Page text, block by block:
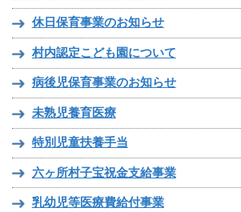
休日保育事業のお知らせ
村内認定こども園について
病後児保育事業のお知らせ
未熟児養育医療
特別児童扶養手当
六ヶ所村子宝祝金支給事業
乳幼児等医療費給付事業